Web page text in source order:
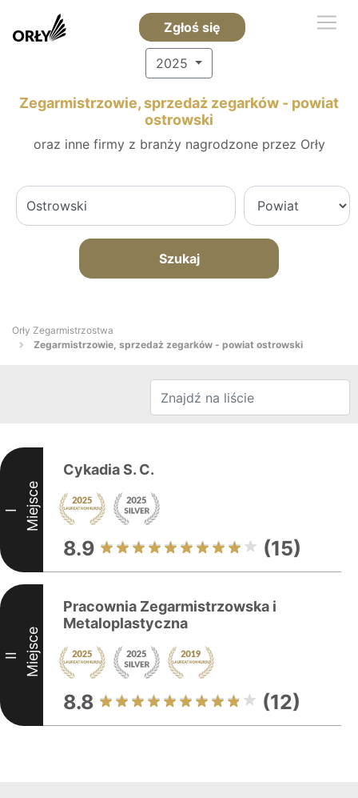
Zgłoś się
2025
Zegarmistrzowie, sprzedaż zegarków - powiat
ostrowski
oraz inne firmy z branży nagrodzone przez Orły
Szukaj
Orły Zegarmistrzostwa
Zegarmistrzowie, sprzedaż zegarków - powiat ostrowski
I Miejsce
Cykadia S. C.
8.9 (15)
II Miejsce
Pracownia Zegarmistrzowska i
Metaloplastyczna
8.8 (12)